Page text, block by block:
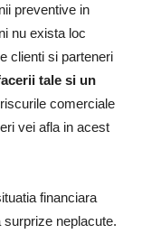
preventive in
nu exista loc
clienti si parteneri
tale si un
comerciale
vei afla in acest
financiara
surprize neplacute.